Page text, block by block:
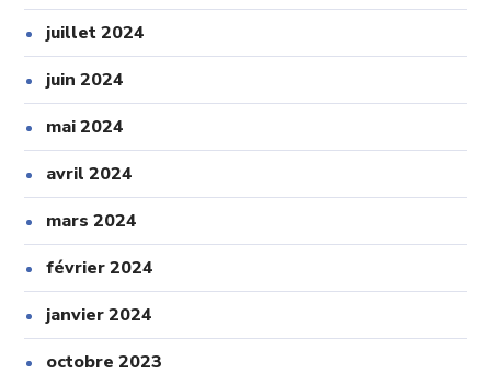
juillet 2024
juin 2024
mai 2024
avril 2024
mars 2024
février 2024
janvier 2024
octobre 2023